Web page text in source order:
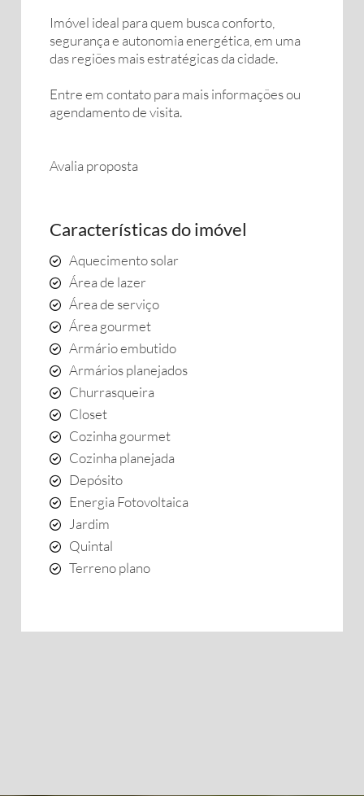
Imóvel ideal para quem busca conforto,
segurança e autonomia energética, em uma
das regiões mais estratégicas da cidade.
Entre em contato para mais informações ou
agendamento de visita.
Avalia proposta
Características do imóvel
Aquecimento solar
Área de lazer
Área de serviço
Área gourmet
Armário embutido
Armários planejados
Churrasqueira
Closet
Cozinha gourmet
Cozinha planejada
Depósito
Energia Fotovoltaica
Jardim
Quintal
Terreno plano